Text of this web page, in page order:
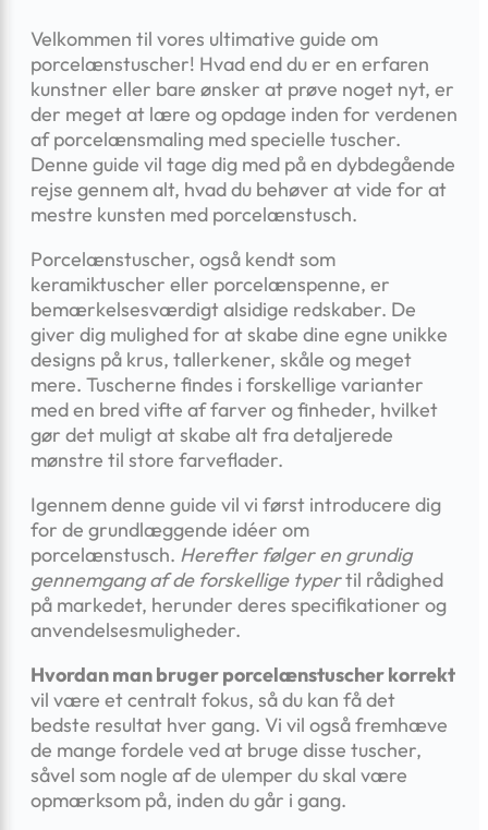
Velkommen til vores ultimative guide om
porcelænstuscher! Hvad end du er en erfaren
kunstner eller bare ønsker at prøve noget nyt, er
der meget at lære og opdage inden for verdenen
af porcelænsmaling med specielle tuscher.
Denne guide vil tage dig med på en dybdegående
rejse gennem alt, hvad du behøver at vide for at
mestre kunsten med porcelænstusch.
Porcelænstuscher, også kendt som
keramiktuscher eller porcelænspenne, er
bemærkelsesværdigt alsidige redskaber. De
giver dig mulighed for at skabe dine egne unikke
designs på krus, tallerkener, skåle og meget
mere. Tuscherne findes i forskellige varianter
med en bred vifte af farver og finheder, hvilket
gør det muligt at skabe alt fra detaljerede
mønstre til store farveflader.
Igennem denne guide vil vi først introducere dig
for de grundlæggende idéer om
porcelænstusch. Herefter følger en grundig
gennemgang af de forskellige typertil rådighed
på markedet, herunder deres specifikationer og
anvendelsesmuligheder.
Hvordan man bruger porcelænstuscher korrekt
vil være et centralt fokus, så du kan få det
bedste resultat hver gang. Vi vil også fremhæve
de mange fordele ved at bruge disse tuscher,
såvel som nogle af de ulemper du skal være
opmærksom på, inden du går i gang.